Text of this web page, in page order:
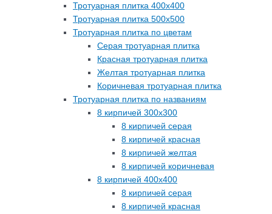
Тротуарная плитка 400х400
Тротуарная плитка 500х500
Тротуарная плитка по цветам
Серая тротуарная плитка
Красная тротуарная плитка
Желтая тротуарная плитка
Коричневая тротуарная плитка
Тротуарная плитка по названиям
8 кирпичей 300х300
8 кирпичей серая
8 кирпичей красная
8 кирпичей желтая
8 кирпичей коричневая
8 кирпичей 400х400
8 кирпичей серая
8 кирпичей красная